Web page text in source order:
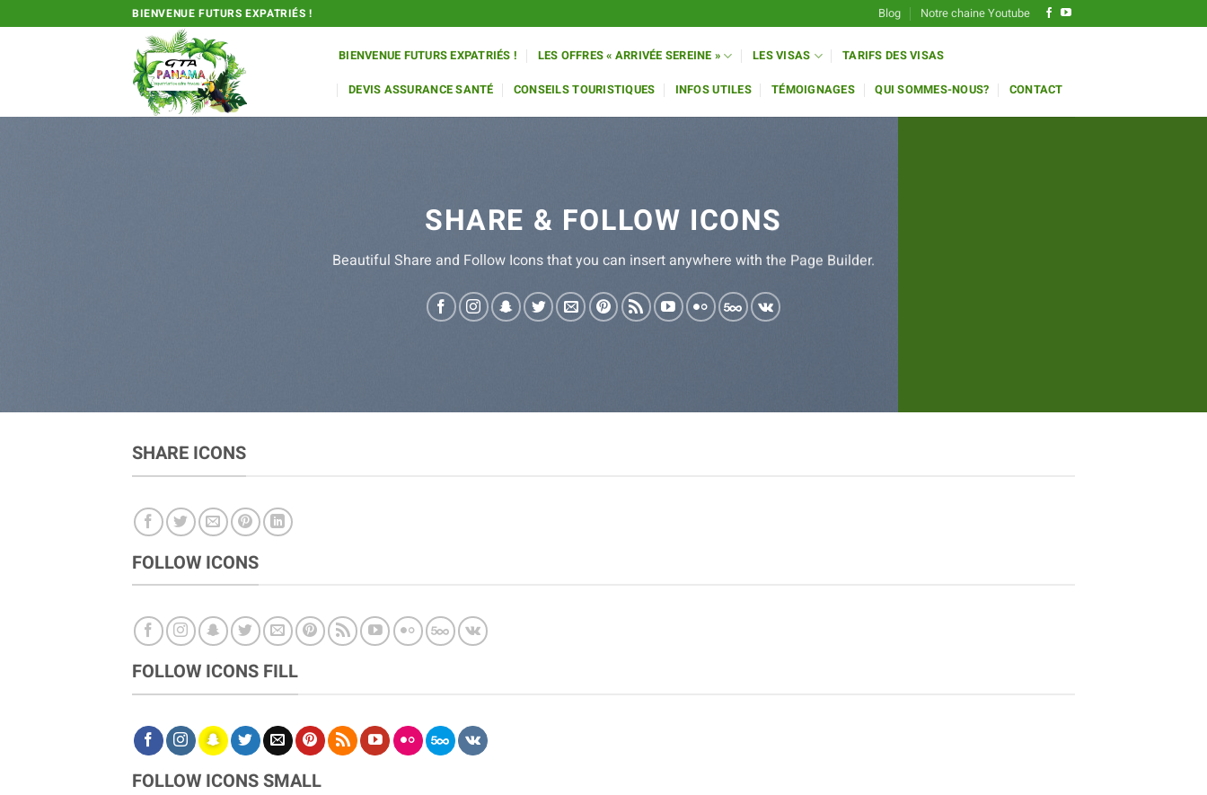
au
BIENVENUE FUTURS EXPATRIÉS ! Blog Notre chaine Youtube
BIENVENUE FUTURS EXPATRIÉS ! LES OFFRES « ARRIVÉE SEREINE » LES VISAS TARIFS DES VISAS
DEVIS ASSURANCE SANTÉ CONSEILS TOURISTIQUES INFOS UTILES TÉMOIGNAGES QUI SOMMES-NOUS? CONTACT
SHARE & FOLLOW ICONS
Beautiful Share and Follow Icons that you can insert anywhere with the Page Builder.
SHARE ICONS
FOLLOW ICONS
FOLLOW ICONS FILL
FOLLOW ICONS SMALL